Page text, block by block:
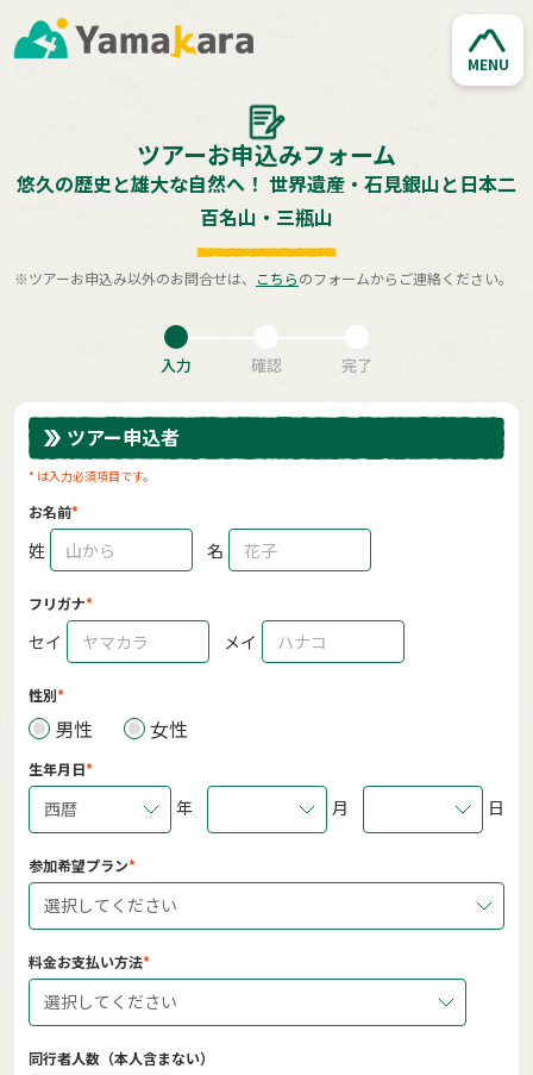
MENU
ツアーお申込みフォーム
悠久の歴史と雄大な自然へ！ 世界遺産・石見銀山と日本二
百名山・三瓶山
※ツアーお申込み以外のお問合せは、 こちらのフォームからご連絡ください。
入力 確認 完了
ツアー申込者
* は入力必須項目です。
お名前
姓 名
フリガナ
セイ メイ
性別
男性 女性
生年月日
西暦 年 月 日
参加希望プラン
選択してください
料金お支払い方法
選択してください
同行者人数（本人含まない）